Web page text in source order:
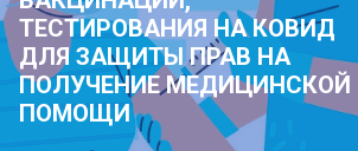
ТЕСТИРОВАНИЯ НА КОВИД
ДЛЯ ЗАЩИТЫ ПРАВ НА
ПОЛУЧЕНИЕ МЕДИЦИНСКОЙ
ПОМОЩИ